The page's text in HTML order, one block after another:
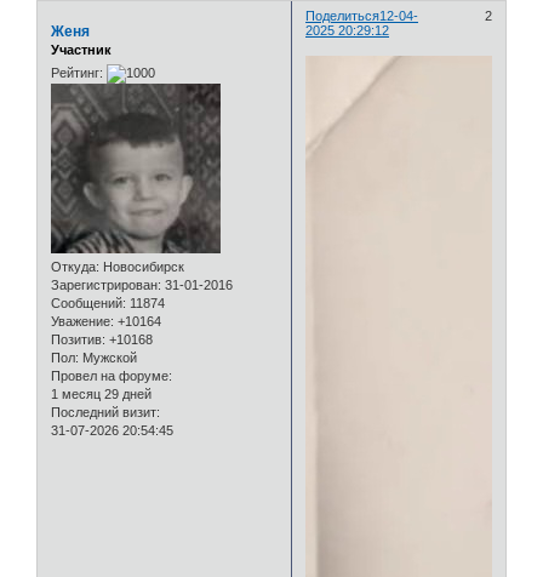
Поделиться 2
12-04-
2025 20:29:12
Женя
Участник
Рейтинг:
Откуда: Новосибирск
Зарегистрирован: 31-01-2016
Сообщений: 11874
Уважение: +10164
Позитив: +10168
Пол: Мужской
Провел на форуме:
1 месяц 29 дней
Последний визит:
31-07-2026 20:54:45